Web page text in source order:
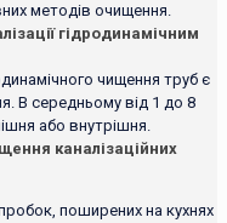
методів очищення.
гідродинамічним
чищення труб є
В середньому від 1 до 8
або внутрішня.
каналізаційних
поширених на кухнях